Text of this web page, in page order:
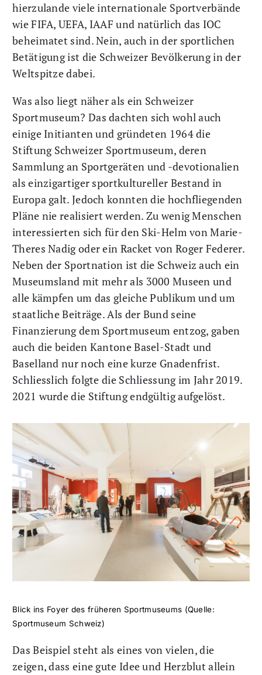
hierzulande viele internationale Sportverbände
wie FIFA, UEFA, IAAF und natürlich das IOC
beheimatet sind. Nein, auch in der sportlichen
Betätigung ist die Schweizer Bevölkerung in der
Weltspitze dabei.
Was also liegt näher als ein Schweizer
Sportmuseum? Das dachten sich wohl auch
einige Initianten und gründeten 1964 die
Stiftung Schweizer Sportmuseum, deren
Sammlung an Sportgeräten und -devotionalien
als einzigartiger sportkultureller Bestand in
Europa galt. Jedoch konnten die hochfliegenden
Pläne nie realisiert werden. Zu wenig Menschen
interessierten sich für den Ski-Helm von Marie-
Theres Nadig oder ein Racket von Roger Federer.
Neben der Sportnation ist die Schweiz auch ein
Museumsland mit mehr als 3000 Museen und
alle kämpfen um das gleiche Publikum und um
staatliche Beiträge. Als der Bund seine
Finanzierung dem Sportmuseum entzog, gaben
auch die beiden Kantone Basel-Stadt und
Baselland nur noch eine kurze Gnadenfrist.
Schliesslich folgte die Schliessung im Jahr 2019.
2021 wurde die Stiftung endgültig aufgelöst.
Blick ins Foyer des früheren Sportmuseums (Quelle:
Sportmuseum Schweiz)
Das Beispiel steht als eines von vielen, die
zeigen, dass eine gute Idee und Herzblut allein